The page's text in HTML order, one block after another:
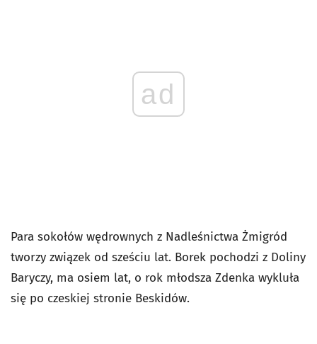
ad
Para sokołów wędrownych z Nadleśnictwa Żmigród
tworzy związek od sześciu lat. Borek pochodzi z Doliny
Baryczy, ma osiem lat, o rok młodsza Zdenka wykluła
się po czeskiej stronie Beskidów.